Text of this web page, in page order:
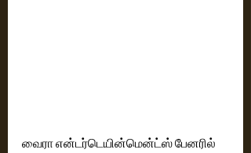
வைரா என்டர்டெயின்மென்ட்ஸ் பேனரில்